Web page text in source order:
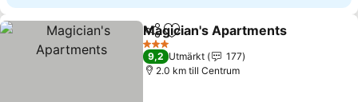
Dela Lägg till i Mina Favoriter
Magician's Apartments
3 Stjärnor
9,2 Utmärkt
177
2.0 km till Centrum